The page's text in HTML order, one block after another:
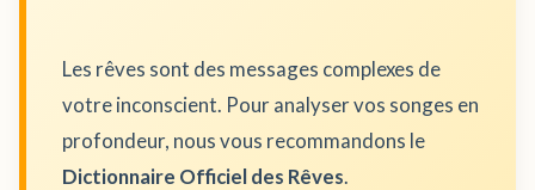
Les rêves sont des messages complexes de
votre inconscient. Pour analyser vos songes en
profondeur, nous vous recommandons le
Dictionnaire Officiel des Rêves.